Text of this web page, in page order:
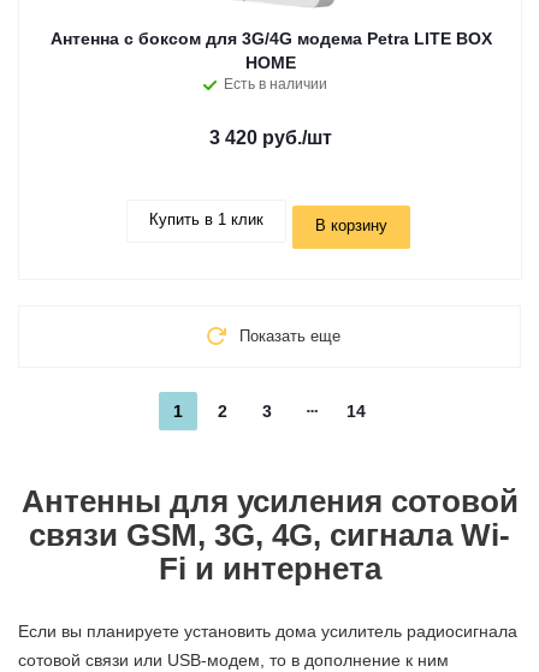
Антенна с боксом для 3G/4G модема Petra LITE BOX
HOME
Есть в наличии
3 420 руб./шт
Купить в 1 клик В корзину
Показать еще
1 2 3 14
Антенны для усиления сотовой
связи GSM, 3G, 4G, сигнала Wi-
Fi и интернета
Если вы планируете установить дома усилитель радиосигнала
сотовой связи или USB-модем, то в дополнение к ним